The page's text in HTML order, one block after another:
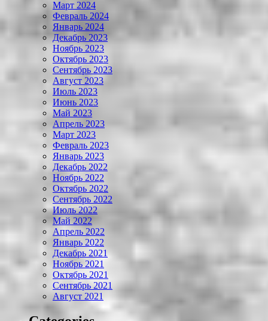
Март 2024
Февраль 2024
Январь 2024
Декабрь 2023
Ноябрь 2023
Октябрь 2023
Сентябрь 2023
Август 2023
Июль 2023
Июнь 2023
Май 2023
Апрель 2023
Март 2023
Февраль 2023
Январь 2023
Декабрь 2022
Ноябрь 2022
Октябрь 2022
Сентябрь 2022
Июль 2022
Май 2022
Апрель 2022
Январь 2022
Декабрь 2021
Ноябрь 2021
Октябрь 2021
Сентябрь 2021
Август 2021